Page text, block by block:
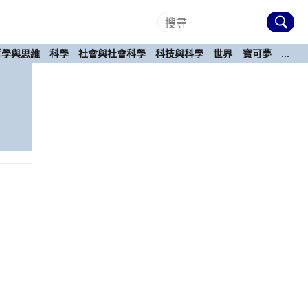
與思維 科學 社會與社會科學 科技與科學 世界 寶可夢 ...